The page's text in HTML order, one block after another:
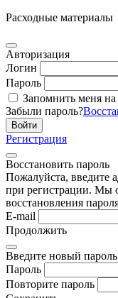
Расходные материалы
Авторизация
Логин
Пароль
Запомнить меня
Забыли пароль?
Регистрация
Восстановить пароль
Пожалуйста, введите
при регистрации. Мы
восстановления
E-mail
Продолжить
Введите новый пароль
Пароль
Повторите пароль